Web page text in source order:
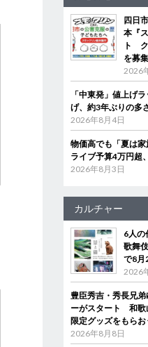
四日
本『
ト ク
を募集
2026
「中東発」値上げ
げ、約3年ぶりの多
2026年8月4日
物価高でも「夏は
ライブ予算4万円超
2026年8月3日
カルチャー
6人の
歌舞
で8月
2026
豊臣秀吉・秀長兄
ーがスタート 和歌
限定グッズをもらお
2026年8月8日